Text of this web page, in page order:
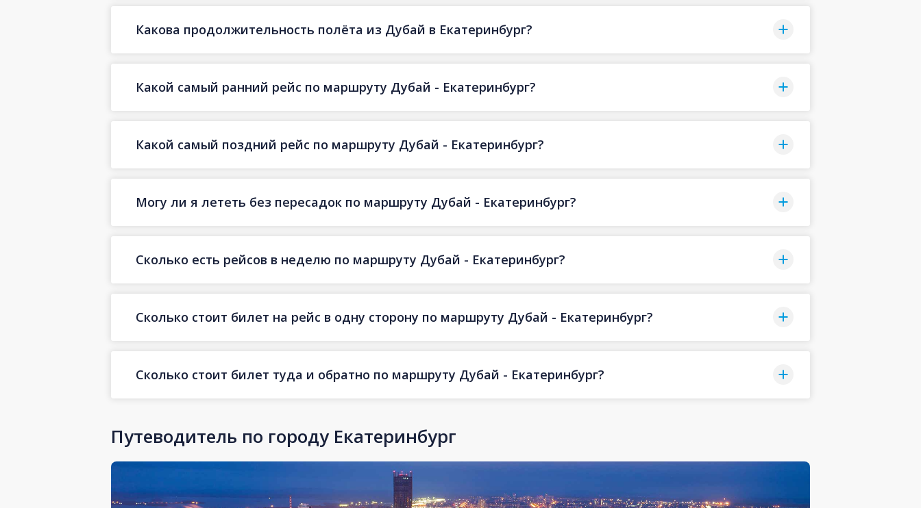
Какова продолжительность полёта из Дубай в Екатеринбург?
Какой самый ранний рейс по маршруту Дубай - Екатеринбург?
Какой самый поздний рейс по маршруту Дубай - Екатеринбург?
Могу ли я лететь без пересадок по маршруту Дубай - Екатеринбург?
Сколько есть рейсов в неделю по маршруту Дубай - Екатеринбург?
Сколько стоит билет на рейс в одну сторону по маршруту Дубай - Екатеринбург?
Сколько стоит билет туда и обратно по маршруту Дубай - Екатеринбург?
Путеводитель по городу Екатеринбург